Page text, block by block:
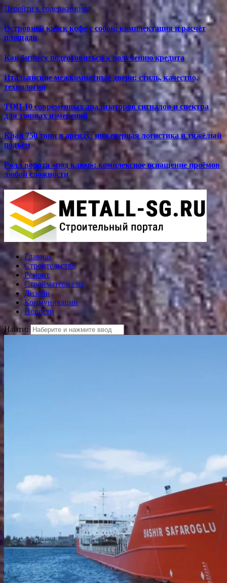
Перейти к содержимому
Островной киоск кофе с собой: комплектация и расчёт
площади
Как бизнесу подготовиться к получению кредита
Итальянские межкомнатные двери: стиль, качество,
технологии
ТОП-10 современных анализаторов сигналов и спектра
для точных измерений
Кран 750 тонн в аренду: инженерная логистика и тяжёлый
подъём
Ролл ворота «под ключ»: комплексное оснащение проёмов
любой сложности
Главная
Строительство
Ремонт
Стройматериалы
Дизайн
Коммуникации
Новости
Найти: